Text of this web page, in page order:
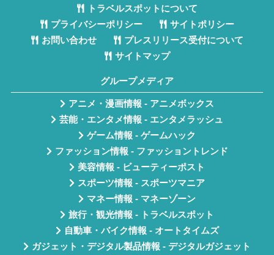
トラベルスポットについて
プライバシーポリシー
サイトポリシー
お問い合わせ
プレスリリース受付について
サイトマップ
グループメディア
アニメ・漫画情報 - アニメボックス
芸能・エンタメ情報 - エンタメラッシュ
ゲーム情報 - ゲームハック
ファッション情報 - ファッショントレンド
美容情報 - ビューティーポスト
スポーツ情報 - スポーツマニア
マネー情報 - マネーゾーン
旅行・観光情報 - トラベルスポット
自動車・バイク情報 - オートタイムズ
ガジェット・デジタル製品情報 - デジタルガジェット